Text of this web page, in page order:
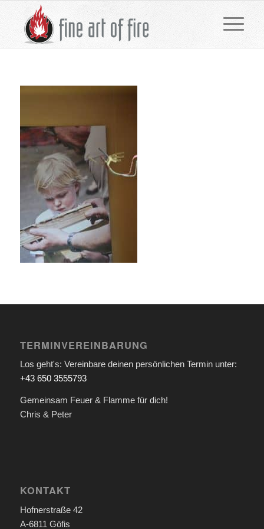
TERMINVEREINBARUNG
Los geht's: Vereinbare deinen persönlichen Termin unter:
+43 650 3555793
Gemeinsam Feuer & Flamme für dich!
Chris & Peter
KONTAKT
Hofnerstraße 42
A-6811 Göfis